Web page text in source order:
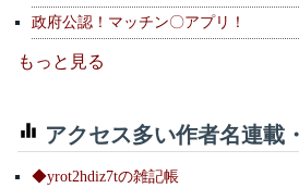
政府公認！マッチン〇アプリ！
もっと見る
アクセス多い作者名連載
◆yrot2hdiz7tの雑記帳